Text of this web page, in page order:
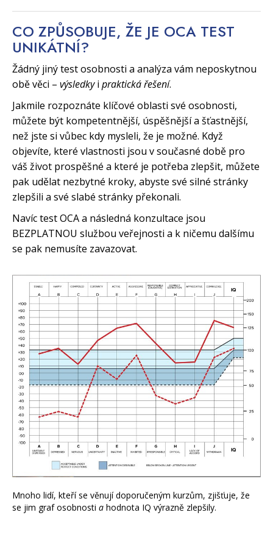
CO ZPŮSOBUJE, ŽE JE OCA TEST
UNIKÁTNÍ?
Žádný jiný test osobnosti a analýza vám neposkytnou
obě věci – výsledkyi praktická řešení.
Jakmile rozpoznáte klíčové oblasti své osobnosti,
můžete být kompetentnější, úspěšnější a šťastnější,
než jste si vůbec kdy mysleli, že je možné. Když
objevíte, které vlastnosti jsou v současné době pro
váš život prospěšné a které je potřeba zlepšit, můžete
pak udělat nezbytné kroky, abyste své silné stránky
zlepšili a své slabé stránky překonali.
Navíc test OCA a následná konzultace jsou
BEZPLATNOU službou veřejnosti a k ničemu dalšímu
se pak nemusíte zavazovat.
Mnoho lidí, kteří se věnují doporučeným kurzům, zjišťuje, že
se jim graf osobnosti a hodnota IQ výrazně zlepšily.